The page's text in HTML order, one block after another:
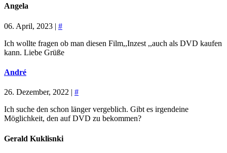
Angela
06. April, 2023 | #
Ich wollte fragen ob man diesen Film,,Inzest ,,auch als DVD kaufen
kann. Liebe Grüße
André
26. Dezember, 2022 | #
Ich suche den schon länger vergeblich. Gibt es irgendeine
Möglichkeit, den auf DVD zu bekommen?
Gerald Kuklisnki